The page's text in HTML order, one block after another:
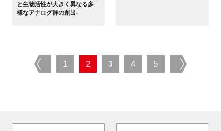
と生物活性が大きく異なる多
様なアナログ群の創出-
prev
1 2 3 4 5